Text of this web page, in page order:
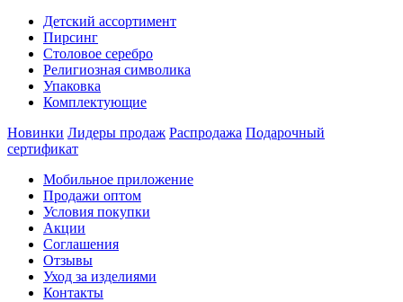
Детский ассортимент
Пирсинг
Столовое серебро
Религиозная символика
Упаковка
Комплектующие
Новинки Лидеры продаж Распродажа Подарочный
сертификат
Мобильное приложение
Продажи оптом
Условия покупки
Акции
Соглашения
Отзывы
Уход за изделиями
Контакты